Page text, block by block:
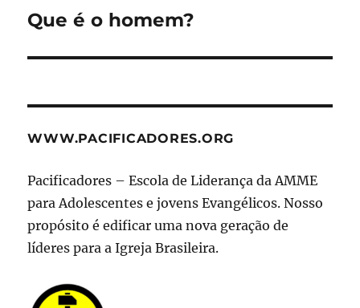
Próximo
Que é o homem?
WWW.PACIFICADORES.ORG
Pacificadores – Escola de Liderança da AMME
para Adolescentes e jovens Evangélicos. Nosso
propósito é edificar uma nova geração de
líderes para a Igreja Brasileira.